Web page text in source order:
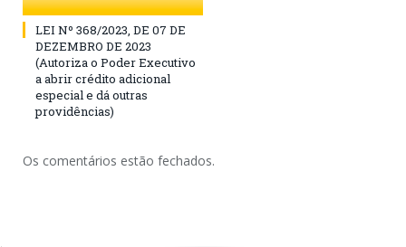
LEI Nº 368/2023, DE 07 DE
DEZEMBRO DE 2023
(Autoriza o Poder Executivo
a abrir crédito adicional
especial e dá outras
providências)
Os comentários estão fechados.